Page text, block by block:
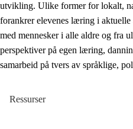
utvikling. Ulike former for lokalt,
forankrer elevenes læring i
med mennesker i alle aldre og fra
perspektiver på egen læring,
samarbeid på tvers av språklige,
Ressurser